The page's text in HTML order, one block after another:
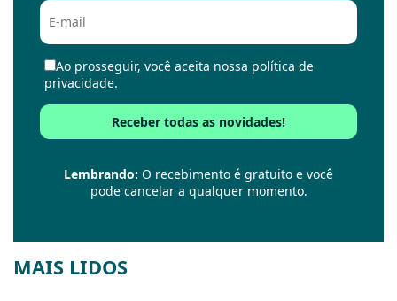
Ao prosseguir, você aceita nossa política de
privacidade.
Lembrando: O recebimento é gratuito e você
pode cancelar a qualquer momento.
MAIS LIDOS